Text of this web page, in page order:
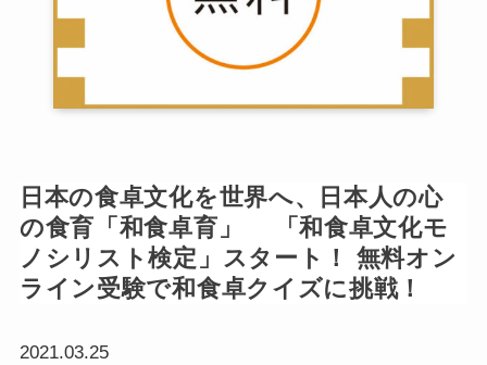
日本の食卓文化を世界へ、日本人の心
の食育「和食卓育」 「和食卓文化モ
ノシリスト検定」スタート！ 無料オン
ライン受験で和食卓クイズに挑戦！
2021.03.25